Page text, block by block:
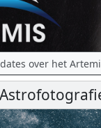
over het